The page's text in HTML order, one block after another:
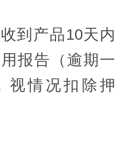
到产品10天内
报告（逾期一
视情况扣除押